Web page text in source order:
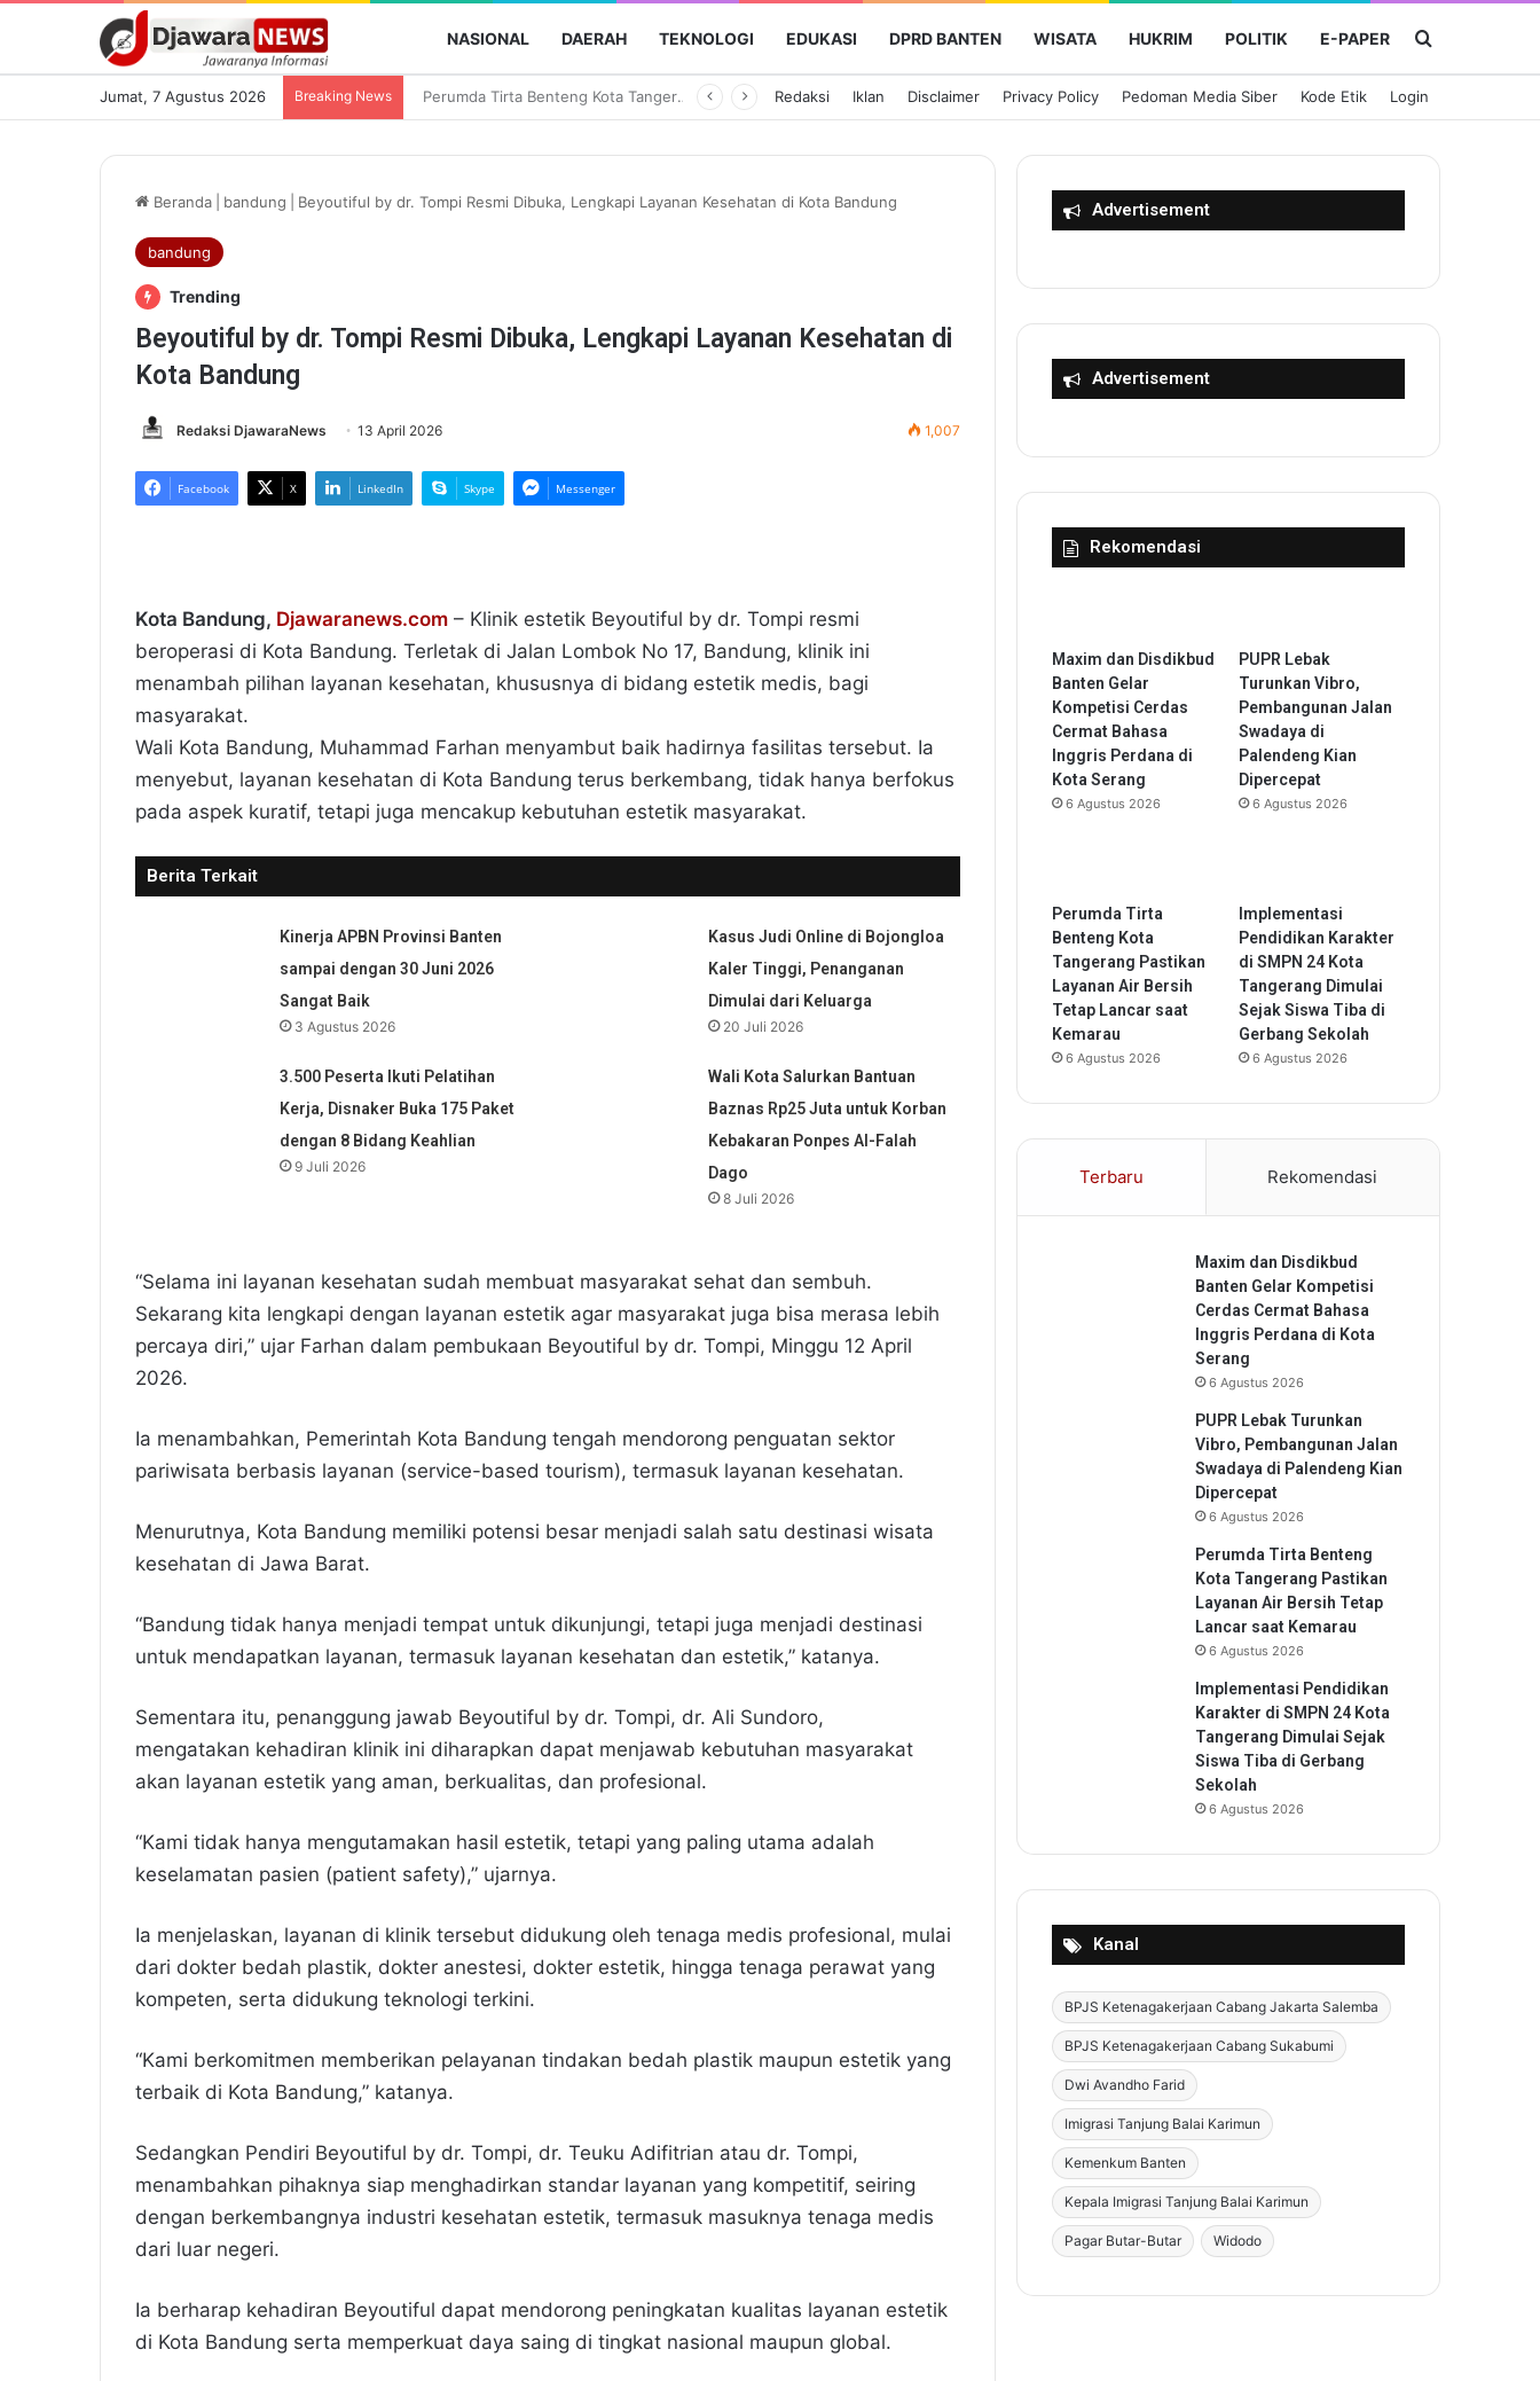
NASIONAL DAERAH TEKNOLOGI EDUKASI DPRD BANTEN WISATA HUKRIM POLITIK E-PAPER Cari Berita
Jumat, 7 Agustus 2026 Breaking News Perumda Tirta Benteng Kota Tangerang Pastikan Layanan Air Bersih Tetap Lancar saat Kemarau Redaksi Iklan Disclaimer Privacy Policy Pedoman Media Siber Kode Etik Login
Beranda bandung Beyoutiful by dr. Tompi Resmi Dibuka, Lengkapi Layanan Kesehatan di Kota Bandung
bandung
Trending
Beyoutiful by dr. Tompi Resmi Dibuka, Lengkapi Layanan Kesehatan di
Kota Bandung
Redaksi DjawaraNews 13 April 2026 1,007
Facebook X LinkedIn Skype Messenger
Kota Bandung, Djawaranews.com – Klinik estetik Beyoutiful by dr. Tompi resmi
beroperasi di Kota Bandung. Terletak di Jalan Lombok No 17, Bandung, klinik ini
menambah pilihan layanan kesehatan, khususnya di bidang estetik medis, bagi
masyarakat.
Wali Kota Bandung, Muhammad Farhan menyambut baik hadirnya fasilitas tersebut. Ia
menyebut, layanan kesehatan di Kota Bandung terus berkembang, tidak hanya berfokus
pada aspek kuratif, tetapi juga mencakup kebutuhan estetik masyarakat.
Berita Terkait
Kinerja APBN Provinsi Banten
sampai dengan 30 Juni 2026
Sangat Baik
3 Agustus 2026
Kasus Judi Online di Bojongloa
Kaler Tinggi, Penanganan
Dimulai dari Keluarga
20 Juli 2026
3.500 Peserta Ikuti Pelatihan
Kerja, Disnaker Buka 175 Paket
dengan 8 Bidang Keahlian
9 Juli 2026
Wali Kota Salurkan Bantuan
Baznas Rp25 Juta untuk Korban
Kebakaran Ponpes Al-Falah
Dago
8 Juli 2026
“Selama ini layanan kesehatan sudah membuat masyarakat sehat dan sembuh.
Sekarang kita lengkapi dengan layanan estetik agar masyarakat juga bisa merasa lebih
percaya diri,” ujar Farhan dalam pembukaan Beyoutiful by dr. Tompi, Minggu 12 April
2026.
Ia menambahkan, Pemerintah Kota Bandung tengah mendorong penguatan sektor
pariwisata berbasis layanan (service-based tourism), termasuk layanan kesehatan.
Menurutnya, Kota Bandung memiliki potensi besar menjadi salah satu destinasi wisata
kesehatan di Jawa Barat.
“Bandung tidak hanya menjadi tempat untuk dikunjungi, tetapi juga menjadi destinasi
untuk mendapatkan layanan, termasuk layanan kesehatan dan estetik,” katanya.
Sementara itu, penanggung jawab Beyoutiful by dr. Tompi, dr. Ali Sundoro,
mengatakan kehadiran klinik ini diharapkan dapat menjawab kebutuhan masyarakat
akan layanan estetik yang aman, berkualitas, dan profesional.
“Kami tidak hanya mengutamakan hasil estetik, tetapi yang paling utama adalah
keselamatan pasien (patient safety),” ujarnya.
Ia menjelaskan, layanan di klinik tersebut didukung oleh tenaga medis profesional, mulai
dari dokter bedah plastik, dokter anestesi, dokter estetik, hingga tenaga perawat yang
kompeten, serta didukung teknologi terkini.
“Kami berkomitmen memberikan pelayanan tindakan bedah plastik maupun estetik yang
terbaik di Kota Bandung,” katanya.
Sedangkan Pendiri Beyoutiful by dr. Tompi, dr. Teuku Adifitrian atau dr. Tompi,
menambahkan pihaknya siap menghadirkan standar layanan yang kompetitif, seiring
dengan berkembangnya industri kesehatan estetik, termasuk masuknya tenaga medis
dari luar negeri.
Ia berharap kehadiran Beyoutiful dapat mendorong peningkatan kualitas layanan estetik
di Kota Bandung serta memperkuat daya saing di tingkat nasional maupun global.
Advertisement
Advertisement
Rekomendasi
Maxim dan Disdikbud
Banten Gelar
Kompetisi Cerdas
Cermat Bahasa
Inggris Perdana di
Kota Serang
6 Agustus 2026
PUPR Lebak
Turunkan Vibro,
Pembangunan Jalan
Swadaya di
Palendeng Kian
Dipercepat
6 Agustus 2026
Perumda Tirta
Benteng Kota
Tangerang Pastikan
Layanan Air Bersih
Tetap Lancar saat
Kemarau
6 Agustus 2026
Implementasi
Pendidikan Karakter
di SMPN 24 Kota
Tangerang Dimulai
Sejak Siswa Tiba di
Gerbang Sekolah
6 Agustus 2026
Terbaru Rekomendasi
Maxim dan Disdikbud
Banten Gelar Kompetisi
Cerdas Cermat Bahasa
Inggris Perdana di Kota
Serang
6 Agustus 2026
PUPR Lebak Turunkan
Vibro, Pembangunan Jalan
Swadaya di Palendeng Kian
Dipercepat
6 Agustus 2026
Perumda Tirta Benteng
Kota Tangerang Pastikan
Layanan Air Bersih Tetap
Lancar saat Kemarau
6 Agustus 2026
Implementasi Pendidikan
Karakter di SMPN 24 Kota
Tangerang Dimulai Sejak
Siswa Tiba di Gerbang
Sekolah
6 Agustus 2026
Kanal
BPJS Ketenagakerjaan Cabang Jakarta Salemba
BPJS Ketenagakerjaan Cabang Sukabumi
Dwi Avandho Farid
Imigrasi Tanjung Balai Karimun
Kemenkum Banten
Kepala Imigrasi Tanjung Balai Karimun
Pagar Butar-Butar Widodo